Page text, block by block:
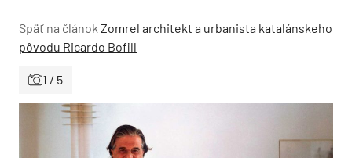
Späť na článok Zomrel architekt a urbanista katalánskeho
pôvodu Ricardo Bofill
1 / 5